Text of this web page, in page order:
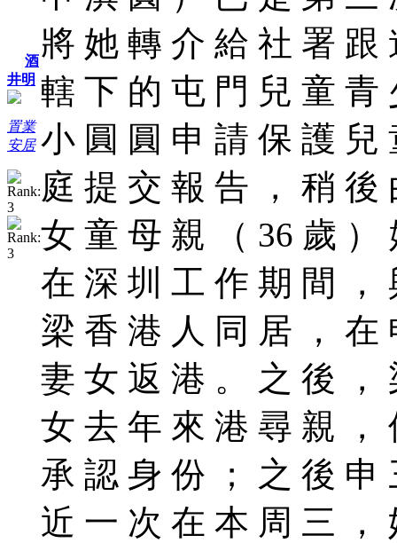
酒
井明
置業
安居
將 她 轉 介 給 社 署 跟
轄 下 的 屯 門 兒 童 青
小 圓 圓 申 請 保 護 兒
庭 提 交 報 告 ， 稍 後
女 童 母 親 （ 36 歲 ）
在 深 圳 工 作 期 間 ，
梁 香 港 人 同 居 ， 在
妻 女 返 港 。 之 後 ，
女 去 年 來 港 尋 親 ，
承 認 身 份 ； 之 後 申
近 一 次 在 本 周 三 ，